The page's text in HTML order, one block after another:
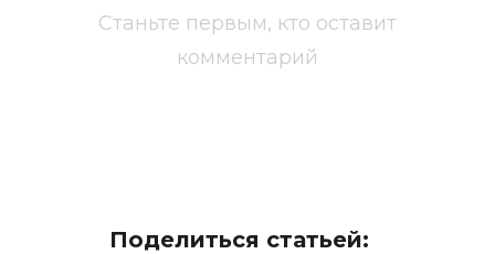
Станьте первым, кто оставит
комментарий
Поделиться статьей: